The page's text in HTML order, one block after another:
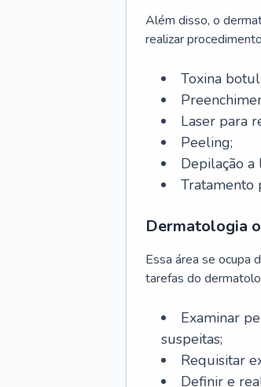
Além disso, o
realizar
Toxina
Laser para
Peeling;
Depilação
Tratamento
Dermatologia
Essa área se ocupa
tarefas do
Examinar
suspeitas;
Requisitar
Definir e